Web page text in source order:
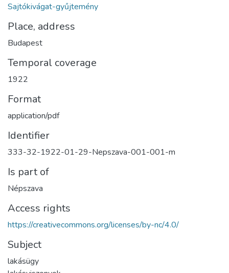
Sajtókivágat-gyűjtemény
Place, address
Budapest
Temporal coverage
1922
Format
application/pdf
Identifier
333-32-1922-01-29-Nepszava-001-001-m
Is part of
Népszava
Access rights
https://creativecommons.org/licenses/by-nc/4.0/
Subject
lakásügy